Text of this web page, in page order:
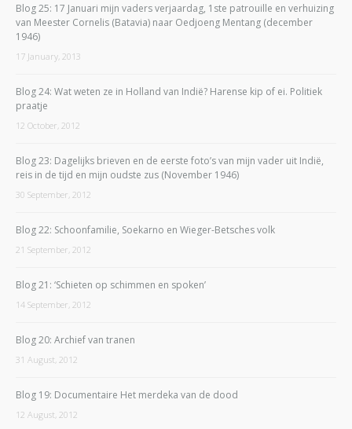
Blog 25: 17 Januari mijn vaders verjaardag, 1ste patrouille en verhuizing
van Meester Cornelis (Batavia) naar Oedjoeng Mentang (december
1946)
17 January, 2013
Blog 24: Wat weten ze in Holland van Indië? Harense kip of ei. Politiek
praatje
12 October, 2012
Blog 23: Dagelijks brieven en de eerste foto’s van mijn vader uit Indië,
reis in de tijd en mijn oudste zus (November 1946)
30 September, 2012
Blog 22: Schoonfamilie, Soekarno en Wieger-Betsches volk
21 September, 2012
Blog 21: ‘Schieten op schimmen en spoken’
14 September, 2012
Blog 20: Archief van tranen
31 August, 2012
Blog 19: Documentaire Het merdeka van de dood
12 August, 2012